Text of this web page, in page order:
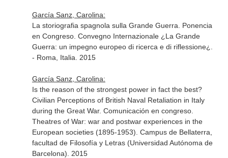
García Sanz, Carolina:
La storiografia spagnola sulla Grande Guerra. Ponencia
en Congreso. Convegno Internazionale ¿La Grande
Guerra: un impegno europeo di ricerca e di riflessione¿.
- Roma, Italia. 2015
García Sanz, Carolina:
Is the reason of the strongest power in fact the best?
Civilian Perceptions of British Naval Retaliation in Italy
during the Great War. Comunicación en congreso.
Theatres of War: war and postwar experiences in the
European societies (1895-1953). Campus de Bellaterra,
facultad de Filosofía y Letras (Universidad Autónoma de
Barcelona). 2015